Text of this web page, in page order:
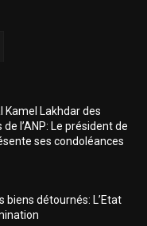
Kamel Lakhdar des
l’ANP: Le président de
ses condoléances
biens détournés: L’Etat